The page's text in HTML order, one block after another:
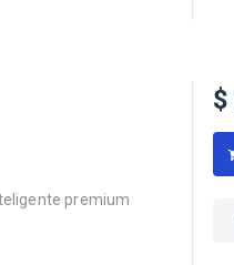
premium
$